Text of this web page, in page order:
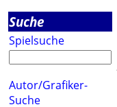
Suche
Spielsuche
Autor/Grafiker-
Suche